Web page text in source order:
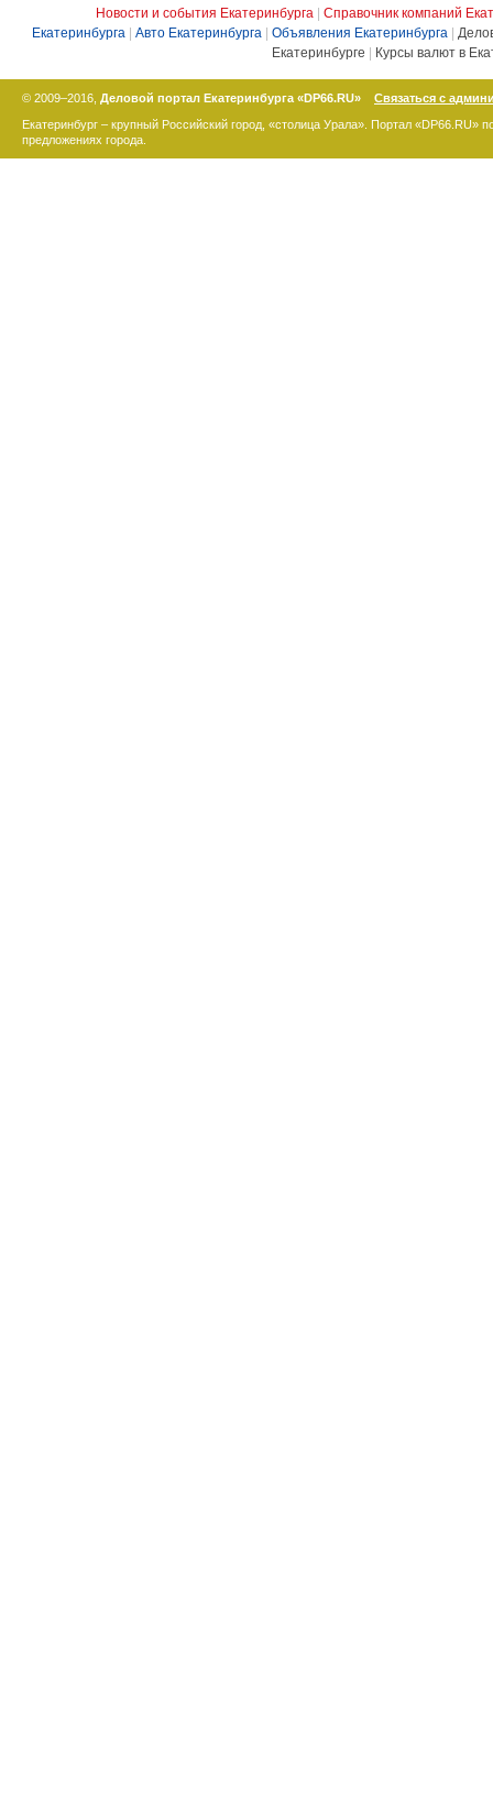
Новости и события Екатеринбурга
Справочник компаний
Екатеринбурга
Авто Екатеринбурга Объявления Екатеринбурга
Екатеринбурге
Курсы валют в
© 2009–2016, Деловой портал Екатеринбурга «DP66.RU»
Связаться с
Екатеринбург – крупный Российский город, «столица Урала». Портал «DP66.RU»
предложениях города.